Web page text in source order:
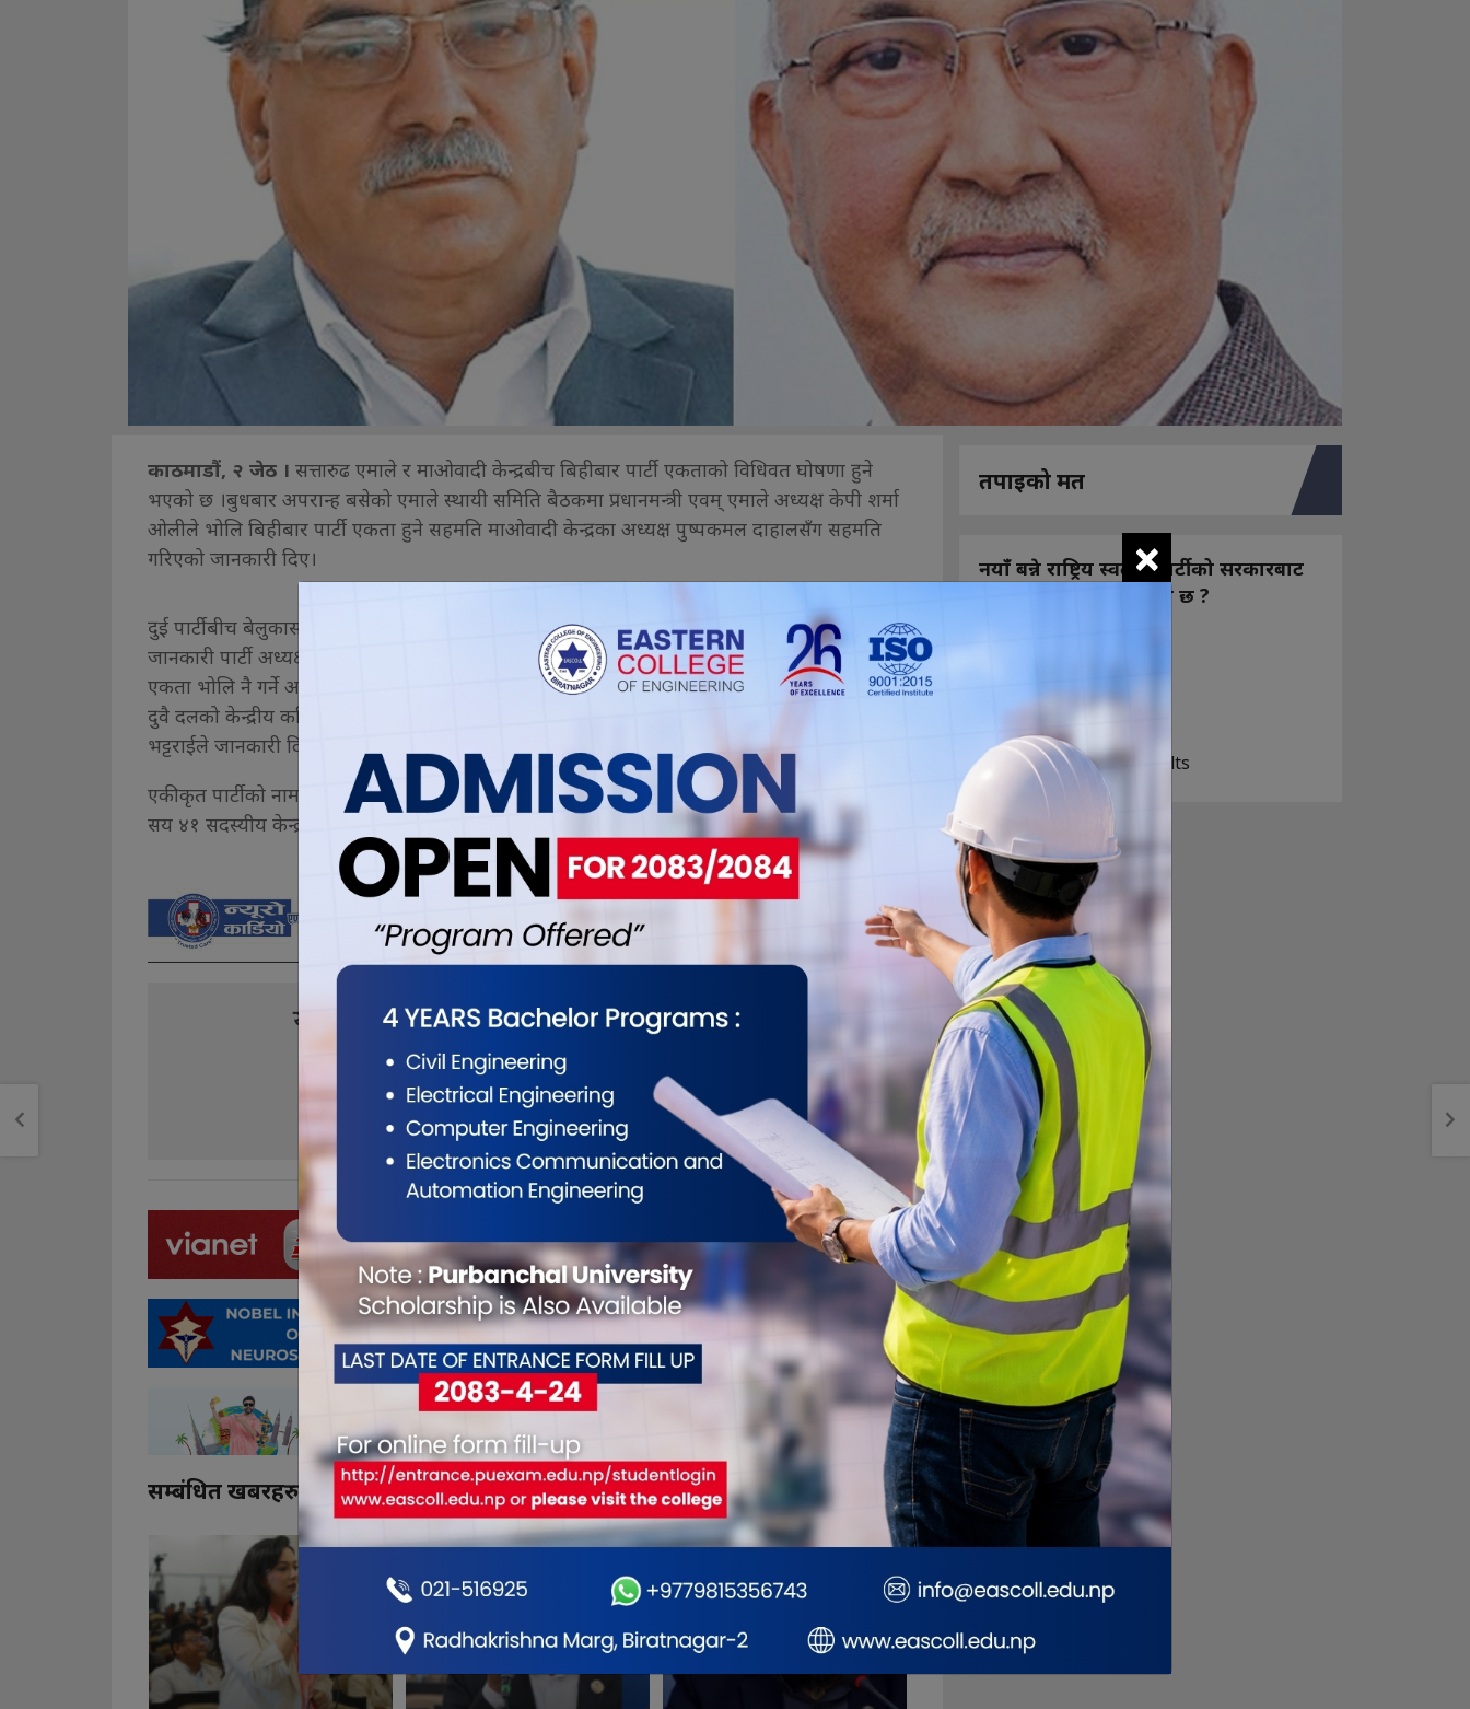
काठमाडौं, २ जेठ । सत्तारुढ एमाले र माओवादी केन्द्रबीच बिहीबार पार्टी एकताको विधिवत घोषणा हुने
भएको छ ।बुधबार अपरान्ह बसेको एमाले स्थायी समिति बैठकमा प्रधानमन्त्री एवम् एमाले अध्यक्ष केपी शर्मा
ओलीले भोलि बिहीबार पार्टी एकता हुने सहमति माओवादी केन्द्रका अध्यक्ष पुष्पकमल दाहालसँग सहमति
गरिएको जानकारी दिए।
दुई पार्टीबीच बेलुकासम्म एकता घोषणा हुने गरी भोलि बिहान पार्टी एकता संयोजन समितिको बैठक बस्ने
जानकारी पार्टी अध्यक्ष ओलीले गराउएको एमाले उपाध्यक्ष बामदेव गौतमले जानकारी दिए ।बैठकमा पार्टी
एकता भोलि नै गर्ने अध्यक्ष ओली र दाहालबीचको सहमतिको स्वागत गरिएको छ । पार्टी एकता घोषणाअघि
दुवै दलको केन्द्रीय कमिटी बैठकले त्यसलाई अनुमोदन गर्ने कार्यक्रम पनि तय गरिएको एमाले सचिव योगेश
भट्टराईले जानकारी दिए।
एकीकृत पार्टीको नाम नेपाल कम्युनिष्ट पार्टी हुनेछ । पार्टी एकता भएपछि ४३ सदस्यीय स्थायी समिति र २
सय ४१ सदस्यीय केन्द्रीय समिति बनाउने सहमति पनि गरिएको एमालेले जनाएको छ ।
यो खबर पढेर तपाईलाई कस्तो महसुस भयो ?
0 0 0 0 0
सम्बंधित खबरहरु
तपाइको मत
नयाँ बन्ने राष्ट्रिय स्वतन्त्र पार्टीको सरकारबाट
कस्तो अपेक्षा राख्नुभएको छ ?
ज सुकै होस्
View Results
×